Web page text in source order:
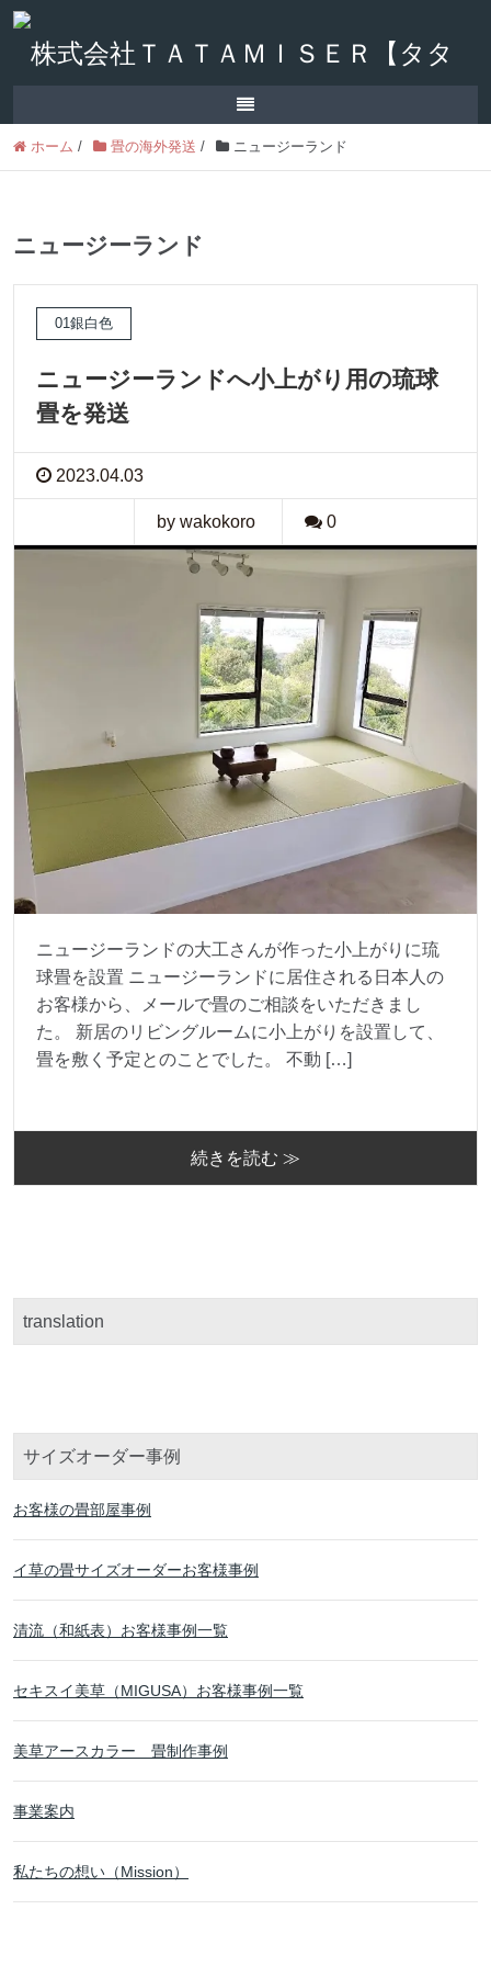
ホーム / 畳の海外発送 / ニュージーランド
ニュージーランド
01銀白色
ニュージーランドへ小上がり用の琉球
畳を発送
2023.04.03
by wakokoro 0
ニュージーランドの大工さんが作った小上がりに琉
球畳を設置 ニュージーランドに居住される日本人の
お客様から、メールで畳のご相談をいただきまし
た。 新居のリビングルームに小上がりを設置して、
畳を敷く予定とのことでした。 不動 […]
続きを読む ≫
translation
サイズオーダー事例
お客様の畳部屋事例
イ草の畳サイズオーダーお客様事例
清流（和紙表）お客様事例一覧
セキスイ美草（MIGUSA）お客様事例一覧
美草アースカラー 畳制作事例
事業案内
私たちの想い（Mission）